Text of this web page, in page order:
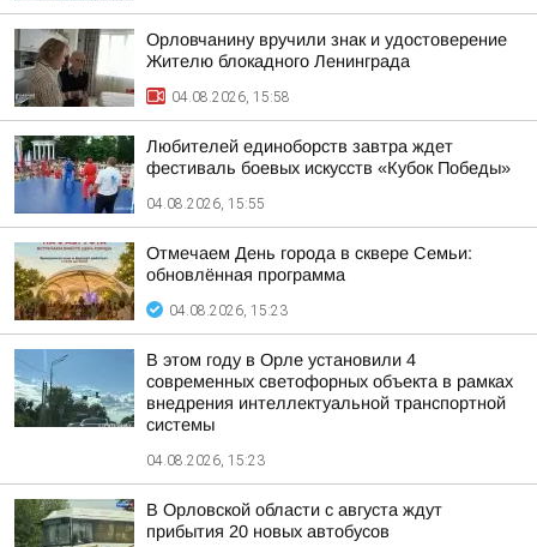
Орловчанину вручили знак и удостоверение
Жителю блокадного Ленинграда
04.08.2026, 15:58
Любителей единоборств завтра ждет
фестиваль боевых искусств «Кубок Победы»
04.08.2026, 15:55
Отмечаем День города в сквере Семьи:
обновлённая программа
04.08.2026, 15:23
В этом году в Орле установили 4
современных светофорных объекта в рамках
внедрения интеллектуальной транспортной
системы
04.08.2026, 15:23
В Орловской области с августа ждут
прибытия 20 новых автобусов